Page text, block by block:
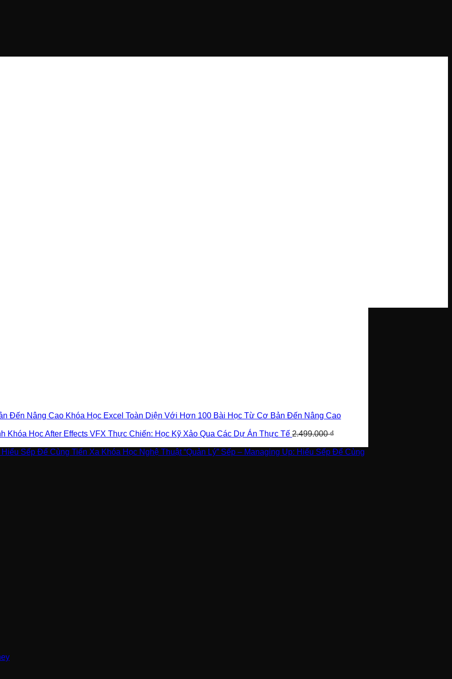
Khóa Học Excel Toàn Diện Với Hơn 100 Bài Học Từ Cơ Bản Đến Nâng Cao
Khóa Học After Effects VFX Thực Chiến: Học Kỹ Xảo Qua Các Dự Án Thực Tế 2.499.000₫
Khóa Học Nghệ Thuật “Quản Lý” Sếp – Managing Up: Hiểu Sếp Để Cùng